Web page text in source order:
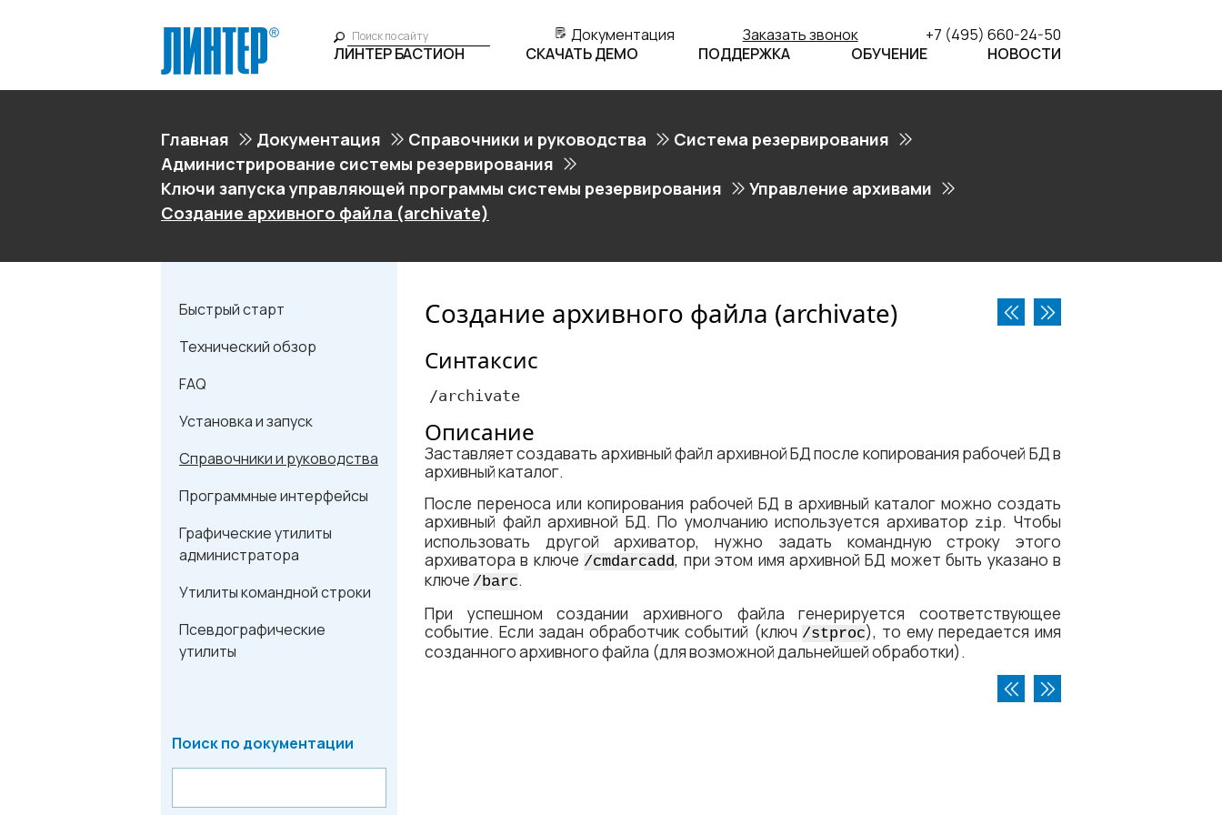
Документация Заказать звонок
+7 (495) 660-24-50
ЛИНТЕР БАСТИОН
СКАЧАТЬ ДЕМО ПОДДЕРЖКА ОБУЧЕНИЕ НОВОСТИ
Главная Документация Справочники и руководства
Система резервирования
Администрирование системы резервирования
Ключи запуска управляющей программы системы резервирования
Управление архивами
Создание архивного файла (archivate)
Быстрый старт
Технический обзор
FAQ
Установка и запуск
Справочники и руководства
Программные интерфейсы
Графические утилиты
администратора
Утилиты командной строки
Псевдографические
утилиты
Поиск по документации
Создание архивного файла (archivate)
Синтаксис
/archivate
Описание
Заставляет создавать архивный файл архивной БД после копирования рабочей БД в
архивный каталог.
После переноса или копирования рабочей БД в архивный каталог можно создать
архивный файл архивной БД. По умолчанию используется архиватор zip. Чтобы
использовать другой архиватор, нужно задать командную строку этого
архиватора в ключе /cmdarcadd, при этом имя архивной БД может быть указано в
ключе /barc.
При успешном создании архивного файла генерируется соответствующее
событие. Если задан обработчик событий (ключ /stproc), то ему передается имя
созданного архивного файла (для возможной дальнейшей обработки).